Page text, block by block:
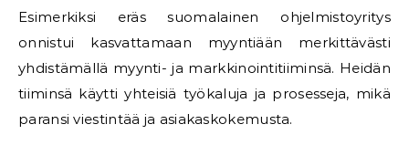
Esimerkiksi eräs suomalainen ohjelmistoyritys
onnistui kasvattamaan myyntiään merkittävästi
yhdistämällä myynti- ja markkinointitiiminsä. Heidän
tiiminsä käytti yhteisiä työkaluja ja prosesseja, mikä
paransi viestintää ja asiakaskokemusta.